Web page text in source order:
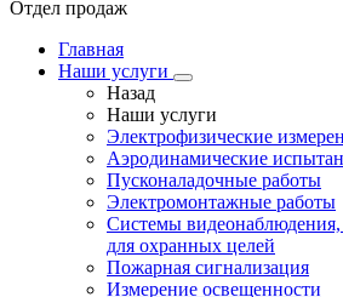
Отдел продаж
Главная
Наши услуги
Назад
Наши услуги
Электрофизические
Аэродинамические
Пусконаладочные работы
Электромонтажные работы
Системы
для охранных целей
Пожарная сигнализация
Измерение освещенности